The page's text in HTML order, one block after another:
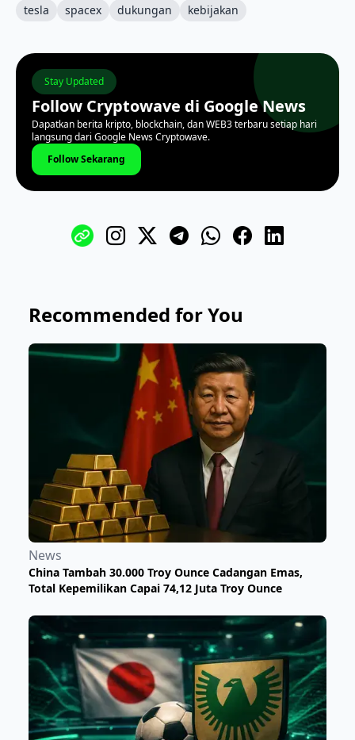
tesla
spacex dukungan kebijakan
Stay Updated
Follow Cryptowave di Google News
Dapatkan berita kripto, blockchain, dan WEB3 terbaru setiap hari
langsung dari Google News Cryptowave.
Follow Sekarang
Recommended for You
News
China Tambah 30.000 Troy Ounce Cadangan Emas,
Total Kepemilikan Capai 74,12 Juta Troy Ounce